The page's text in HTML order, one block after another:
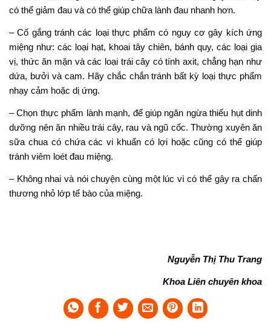
có thể giảm đau và có thể giúp chữa lành đau nhanh hơn.
– Cố gắng tránh các loại thực phẩm có nguy cơ gây kích ứng
miệng như: các loại hạt, khoai tây chiên, bánh quy, các loại gia
vị, thức ăn mặn và các loại trái cây có tính axit, chẳng hạn như
dứa, bưởi và cam. Hãy chắc chắn tránh bất kỳ loại thực phẩm
nhạy cảm hoặc dị ứng.
– Chọn thực phẩm lành mạnh, để giúp ngăn ngừa thiếu hụt dinh
dưỡng nên ăn nhiều trái cây, rau và ngũ cốc. Thường xuyên ăn
sữa chua có chứa các vi khuẩn có lợi hoặc cũng có thể giúp
tránh viêm loét đau miệng.
– Không nhai và nói chuyện cùng một lúc vì có thể gây ra chấn
thương nhỏ lớp tế bào của miệng.
Nguyễn Thị Thu Trang
Khoa Liên chuyên khoa